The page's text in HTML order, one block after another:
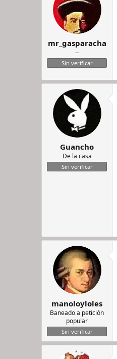
mr_gasparacha
--
Sin verificar
Guancho
De la casa
Sin verificar
manoloyloles
Baneado a petición
popular
Sin verificar